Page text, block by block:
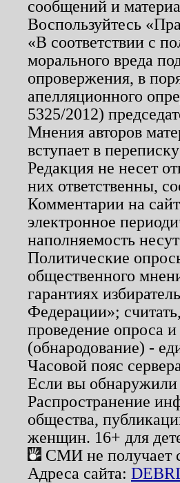
сообщений и
Воспользуйтесь
«В соответствии с
морального вреда
опровержения, в
апелляционного
5325/2012)
Мнения авторов
вступает в
Редакция не несет
них ответственны,
Комментарии на
электронное
наполняемость
Политические
общественного
гарантиях
Федерации»;
проведение опроса
(обнародование) -
Часовой пояс
Если вы
Распространение
общества,
женщин. 16+ для
СМИ не получает
Адреса сайта: